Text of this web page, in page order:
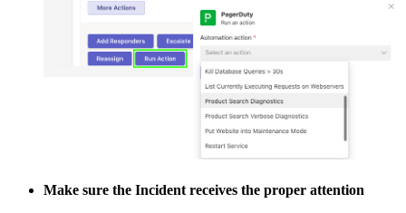
Make sure the Incident receives the proper attention